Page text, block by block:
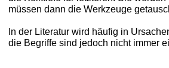
müssen dann die Werkzeuge
In der Literatur wird häufig in
die Begriffe sind jedoch nicht immer